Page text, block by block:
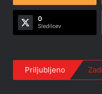
0
Sledilcev
Priljubljeno